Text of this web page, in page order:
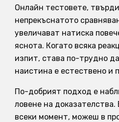
Онлайн тестовете,
непрекъснатото
увеличават натиска
яснота. Когато всяка
изпит, става по-трудно
наистина е естествено и
По-добрият подход е
ловене на
всеки момент, можеш в